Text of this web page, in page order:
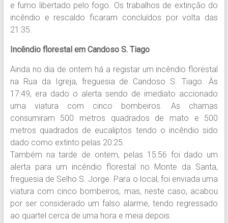
e fumo libertado pelo fogo. Os trabalhos de extinção do
incêndio e rescaldo ficaram concluídos por volta das
21:35.
Incêndio florestal em Candoso S. Tiago
Ainda no dia de ontem há a registar um incêndio florestal
na Rua da Igreja, freguesia de Candoso S. Tiago. Às
17:49, era dado o alerta sendo de imediato accionado
uma viatura com cinco bombeiros. As chamas
consumiram 500 metros quadrados de mato e 500
metros quadrados de eucaliptos tendo o incêndio sido
dado como extinto pelas 20:25.
Também na tarde de ontem, pelas 15:56 foi dado um
alerta para um incêndio florestal no Monte da Santa,
freguesia de Selho S. Jorge. Para o local, foi enviada uma
viatura com cinco bombeiros, mas, neste caso, acabou
por ser considerado um falso alarme, tendo regressado
ao quartel cerca de uma hora e meia depois.